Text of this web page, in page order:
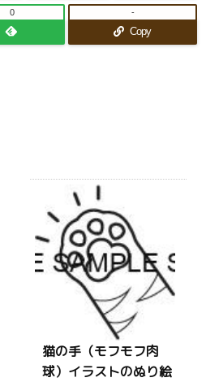
0
Copy
-
猫の手（モフモフ肉
球）イラストのぬり絵